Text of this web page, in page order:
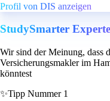
Profil von DIS anzeigen
StudySmarter
Wir sind der Meinung, dass
Versicherungsmakler im
könntest
✨Tipp Nummer 1